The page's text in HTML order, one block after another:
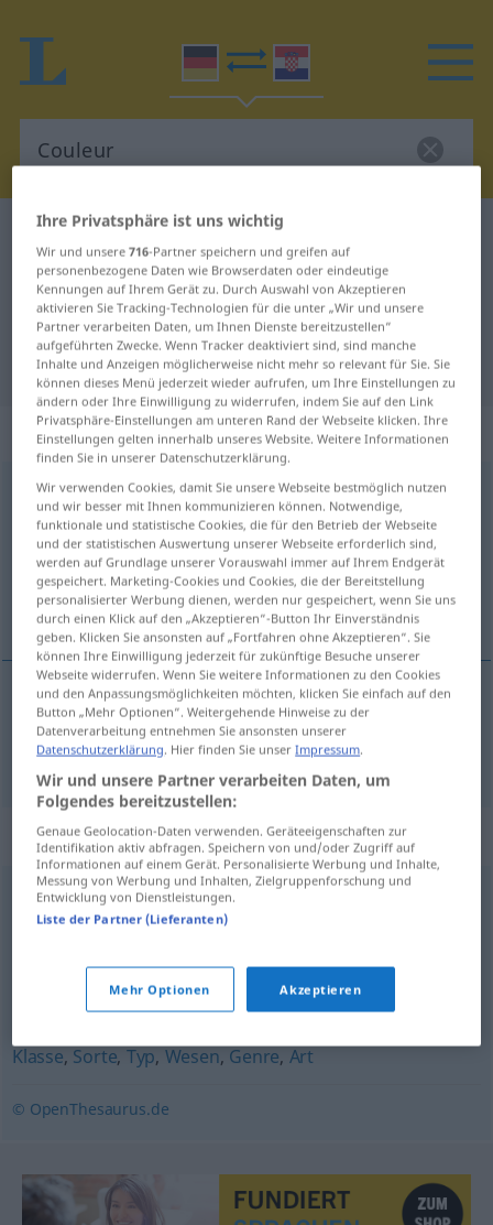
Deutsch-Kroatisch Wörterbuch
Deutsch-Kroatisch Übersetzung für
"Couleur"
"Couleur" Kroatisch Übersetzung
„Couleur“: Femininum
Couleur [kuˈløːr]f <Couleur; -s>
Übersicht aller Übersetzungen
(Für mehr Details die Übersetzung anklicken/antippen)
boja
boja Couleur
Synonyme für "Couleur"
Einstellung
,Neigung,Gesinnung,Stellung,Standpunkt
Klasse, Sorte, Typ, Wesen, Genre, Art
© OpenThesaurus.de
Ihre Privatsphäre ist uns wichtig
Wir und unsere716-Partner speichern und greifen auf
personenbezogene Daten wie Browserdaten oder eindeutige
Kennungen auf Ihrem Gerät zu. Durch Auswahl von Akzeptieren
aktivieren Sie Tracking-Technologien für die unter „Wir und unsere
Partner verarbeiten Daten, um Ihnen Dienste bereitzustellen“
aufgeführten Zwecke. Wenn Tracker deaktiviert sind, sind manche
Inhalte und Anzeigen möglicherweise nicht mehr so relevant für Sie. Sie
können dieses Menü jederzeit wieder aufrufen, um Ihre Einstellungen zu
ändern oder Ihre Einwilligung zu widerrufen, indem Sie auf den Link
Privatsphäre-Einstellungen am unteren Rand der Webseite klicken. Ihre
Einstellungen gelten innerhalb unseres Website. Weitere Informationen
finden Sie in unserer Datenschutzerklärung.
Wir verwenden Cookies, damit Sie unsere Webseite bestmöglich nutzen
und wir besser mit Ihnen kommunizieren können. Notwendige,
funktionale und statistische Cookies, die für den Betrieb der Webseite
und der statistischen Auswertung unserer Webseite erforderlich sind,
werden auf Grundlage unserer Vorauswahl immer auf Ihrem Endgerät
gespeichert. Marketing-Cookies und Cookies, die der Bereitstellung
personalisierter Werbung dienen, werden nur gespeichert, wenn Sie uns
durch einen Klick auf den „Akzeptieren“-Button Ihr Einverständnis
geben. Klicken Sie ansonsten auf „Fortfahren ohne Akzeptieren“. Sie
können Ihre Einwilligung jederzeit für zukünftige Besuche unserer
Webseite widerrufen. Wenn Sie weitere Informationen zu den Cookies
und den Anpassungsmöglichkeiten möchten, klicken Sie einfach auf den
Button „Mehr Optionen“. Weitergehende Hinweise zu der
Datenverarbeitung entnehmen Sie ansonsten unserer
Datenschutzerklärung. Hier finden Sie unserImpressum.
Wir und unsere Partner verarbeiten Daten, um
Folgendes bereitzustellen:
Genaue Geolocation-Daten verwenden. Geräteeigenschaften zur
Identifikation aktiv abfragen. Speichern von und/oder Zugriff auf
Informationen auf einem Gerät. Personalisierte Werbung und Inhalte,
Messung von Werbung und Inhalten, Zielgruppenforschung und
Entwicklung von Dienstleistungen.
Liste der Partner (Lieferanten)
Mehr Optionen Akzeptieren